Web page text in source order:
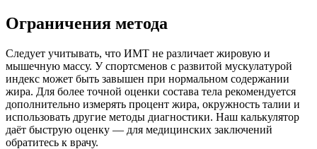
Ограничения метода
Следует учитывать, что ИМТ не различает жировую и
мышечную массу. У спортсменов с развитой мускулатурой
индекс может быть завышен при нормальном содержании
жира. Для более точной оценки состава тела рекомендуется
дополнительно измерять процент жира, окружность талии и
использовать другие методы диагностики. Наш калькулятор
даёт быструю оценку — для медицинских заключений
обратитесь к врачу.